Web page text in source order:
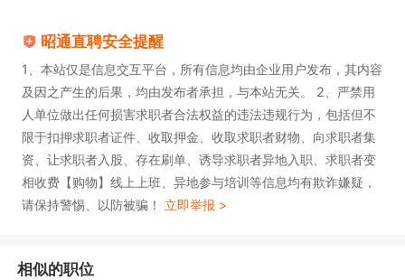
昭通直聘安全提醒
1、本站仅是信息交互平台，所有信息均由企业用户发布，其内容
及因之产生的后果，均由发布者承担，与本站无关。 2、严禁用
人单位做出任何损害求职者合法权益的违法违规行为，包括但不
限于扣押求职者证件、收取押金、收取求职者财物、向求职者集
资、让求职者入股、存在刷单、诱导求职者异地入职、求职者变
相收费【购物】线上上班、异地参与培训等信息均有欺诈嫌疑，
请保持警惕、以防被骗！ 立即举报 >
相似的职位